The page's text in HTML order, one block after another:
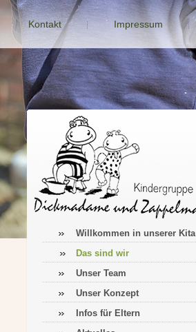
Kontakt Impressum
Willkommen in unserer Kita
Das sind wir
Unser Team
Unser Konzept
Infos für Eltern